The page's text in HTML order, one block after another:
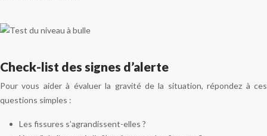
Check-list des signes d’alerte
Pour vous aider à évaluer la gravité de la situation, répondez à ces
questions simples :
Les fissures s’agrandissent-elles ?